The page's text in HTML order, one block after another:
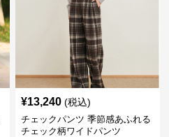
¥13,240 (税込)
チェックパンツ 季節感あふれる
チェック柄ワイドパンツ